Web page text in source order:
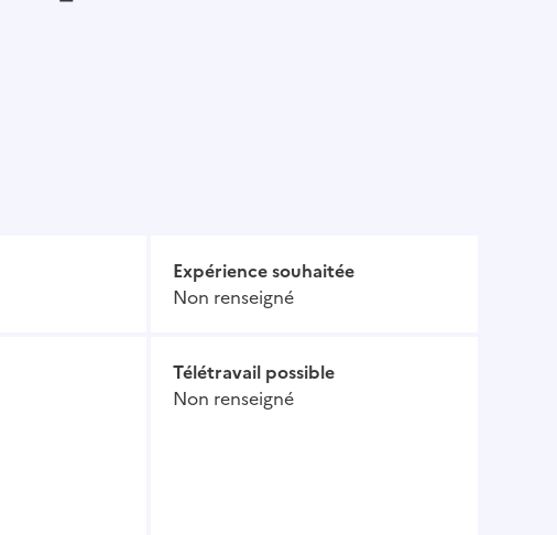
Expérience souhaitée
Non renseigné
Télétravail possible
Non renseigné